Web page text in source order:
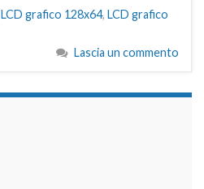
LCD grafico 128x64, LCD grafico
Lascia un commento